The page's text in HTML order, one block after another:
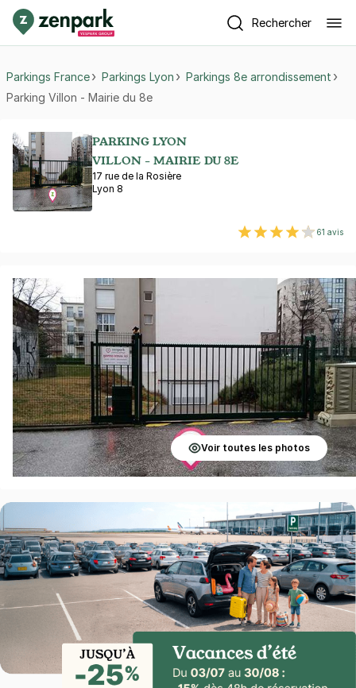
Rechercher
Parkings France Parkings Lyon
Parkings 8e arrondissement
Parking Villon - Mairie du 8e
PARKING LYON
VILLON - MAIRIE DU 8E
17 rue de la Rosière
Lyon 8
61 avis
Voir toutes les photos